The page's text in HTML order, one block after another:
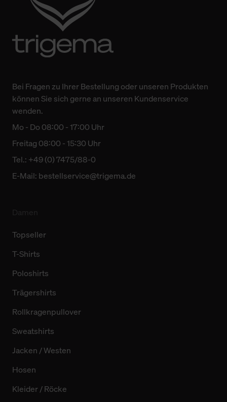
Bei Fragen zu Ihrer Bestellung oder unseren Produkten
können Sie sich gerne an unseren Kundenservice
wenden.
Mo - Do 08:00 - 17:00 Uhr
Freitag 08:00 - 15:30 Uhr
Tel.: +49 (0) 7475/88-0
E-Mail: bestellservice@trigema.de
Topseller
T-Shirts
Poloshirts
Trägershirts
Rollkragenpullover
Sweatshirts
Jacken / Westen
Hosen
Kleider / Röcke